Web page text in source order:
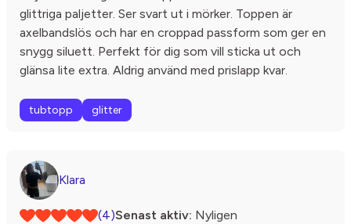
glittriga paljetter. Ser svart ut i mörker. Toppen är
axelbandslös och har en croppad passform som ger en
snygg siluett. Perfekt för dig som vill sticka ut och
glänsa lite extra. Aldrig använd med prislapp kvar.
tubtopp glitter
Klara
(4)Senast aktiv: Nyligen